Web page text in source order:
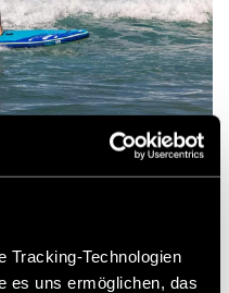
Tracking-Technologien
es uns ermöglichen, das